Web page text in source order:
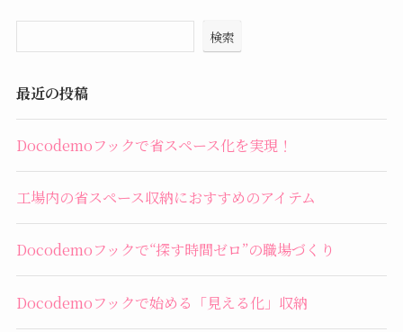
検索
最近の投稿
Docodemoフックで省スペース化を実現！
工場内の省スペース収納におすすめのアイテム
Docodemoフックで“探す時間ゼロ”の職場づくり
Docodemoフックで始める「見える化」収納